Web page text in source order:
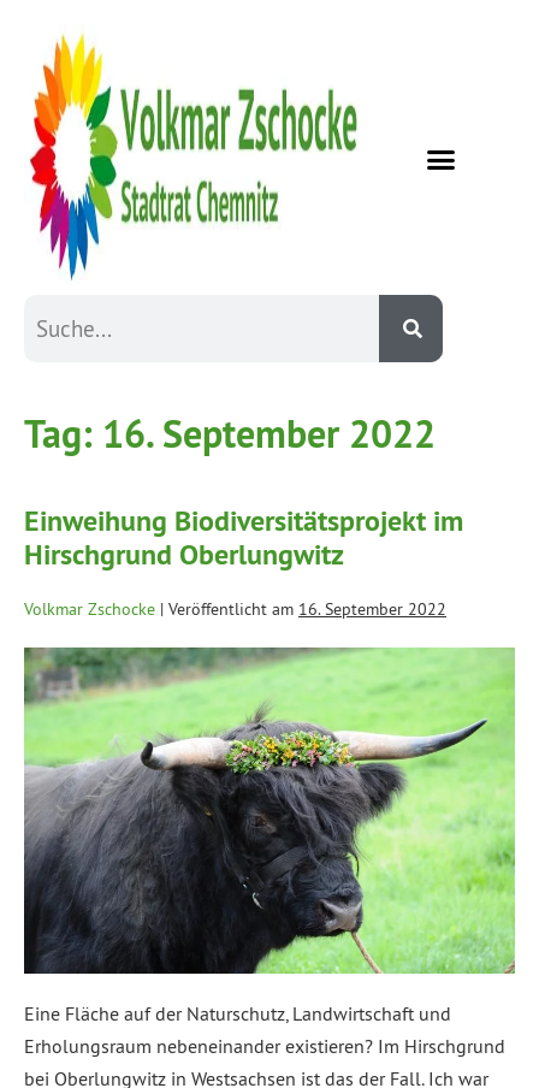
Tag: 16. September 2022
Einweihung Biodiversitätsprojekt im
Hirschgrund Oberlungwitz
Volkmar Zschocke | Veröffentlicht am 16. September 2022
Eine Fläche auf der Naturschutz, Landwirtschaft und
Erholungsraum nebeneinander existieren? Im Hirschgrund
bei Oberlungwitz in Westsachsen ist das der Fall. Ich war